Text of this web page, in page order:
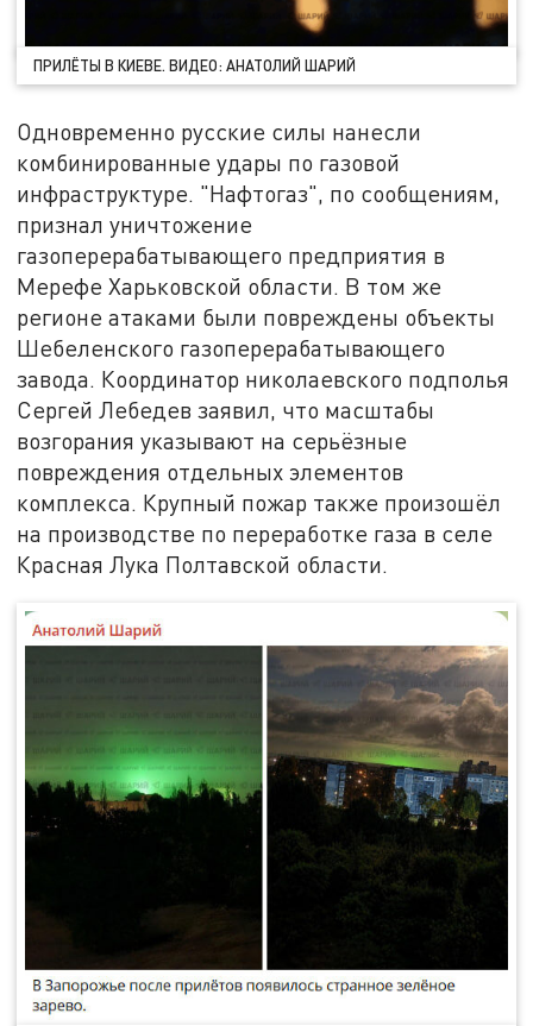
ПРИЛЁТЫ В КИЕВЕ. ВИДЕО: АНАТОЛИЙ ШАРИЙ
Одновременно русские силы нанесли
комбинированные удары по газовой
инфраструктуре. "Нафтогаз", по сообщениям,
признал уничтожение
газоперерабатывающего предприятия в
Мерефе Харьковской области. В том же
регионе атаками были повреждены объекты
Шебеленского газоперерабатывающего
завода. Координатор николаевского подполья
Сергей Лебедев заявил, что масштабы
возгорания указывают на серьёзные
повреждения отдельных элементов
комплекса. Крупный пожар также произошёл
на производстве по переработке газа в селе
Красная Лука Полтавской области.